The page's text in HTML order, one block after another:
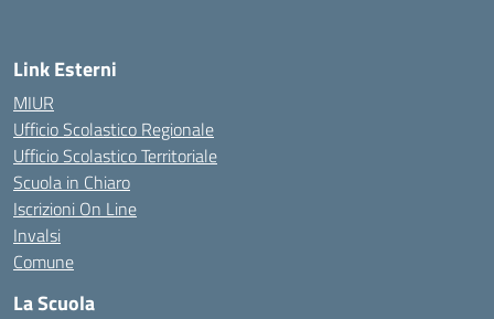
Link Esterni
MIUR
Ufficio Scolastico Regionale
Ufficio Scolastico Territoriale
Scuola in Chiaro
Iscrizioni On Line
Invalsi
Comune
La Scuola